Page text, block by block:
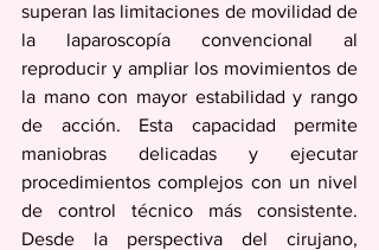
superan las limitaciones de movilidad de
la laparoscopía convencional al
reproducir y ampliar los movimientos de
la mano con mayor estabilidad y rango
de acción. Esta capacidad permite
maniobras delicadas y ejecutar
procedimientos complejos con un nivel
de control técnico más consistente.
Desde la perspectiva del cirujano,